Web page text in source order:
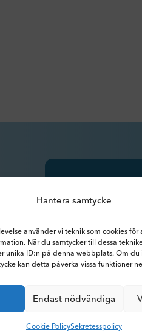
Hantera samtycke
använder vi teknik som cookies
När du samtycker till dessa
unika ID:n på denna webbplats. Om du
kan detta påverka vissa funktioner
Endast nödvändiga
Cookie PolicySekretesspolicy
Prenumerera på
rapporter,